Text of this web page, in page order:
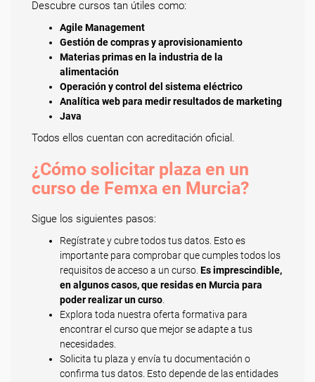
Descubre cursos tan útiles como:
Agile Management
Gestión de compras y aprovisionamiento
Materias primas en la industria de la
alimentación
Operación y control del sistema eléctrico
Analítica web para medir resultados de marketing
Java
Todos ellos cuentan con acreditación oficial.
¿Cómo solicitar plaza en un
curso de Femxa en Murcia?
Sigue los siguientes pasos:
Regístrate y cubre todos tus datos. Esto es
importante para comprobar que cumples todos los
requisitos de acceso a un curso. Es imprescindible,
en algunos casos, que residas en Murcia para
poder realizar un curso
Explora toda nuestra oferta formativa para
encontrar el curso que mejor se adapte a tus
necesidades.
Solicita tu plaza y envía tu documentación o
confirma tus datos. Esto depende de las entidades